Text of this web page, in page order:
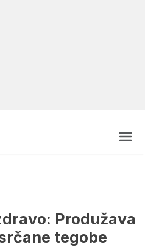
Produžava
tegobe